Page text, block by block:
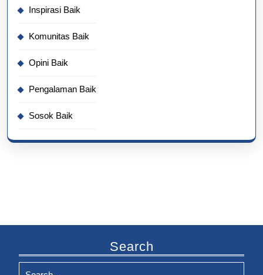
Inspirasi Baik
Komunitas Baik
Opini Baik
Pengalaman Baik
Sosok Baik
Search